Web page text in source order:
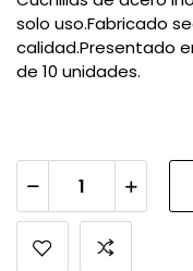
solo uso.Fabricado
calidad.Presentado
de 10 unidades.